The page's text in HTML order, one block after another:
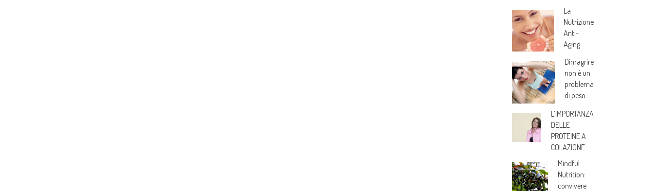
La
Nutrizione
Anti-
Aging
Dimagrire
non è un
problema
di peso…
L’IMPORTANZA
DELLE
PROTEINE A
COLAZIONE
Mindful
Nutrition:
convivere